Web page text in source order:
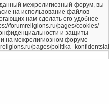
межрелигиозный форум, вы
на использование файлов
нам сделать его удобнее
forumreligions.ru/pages/cookies/
и защиты
на межрелигиозном форуме
pages/